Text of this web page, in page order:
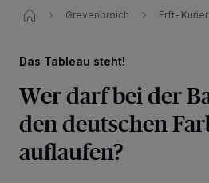
Grevenbroich Erft-
Das Tableau steht!
Wer darf bei der
den deutschen
auflaufen?